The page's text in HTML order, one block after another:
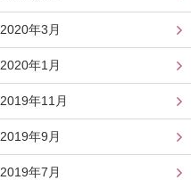
2020年3月
2020年1月
2019年11月
2019年9月
2019年7月